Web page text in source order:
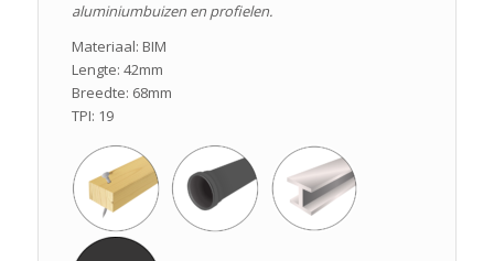
aluminiumbuizen en profielen.
Materiaal: BIM
Lengte: 42mm
Breedte: 68mm
TPI: 19